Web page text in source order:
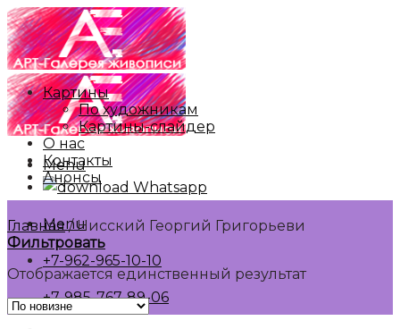
Skip
to
content
Menu
Whatsapp
Menu
+7-962-965-10-10
+7-985-767-89-06
Картины
По художникам
Картины-слайдер
О нас
Контакты
Анонсы
Главная /Нисский Георгий Григорьеви
Фильтровать
Отображается единственный результат